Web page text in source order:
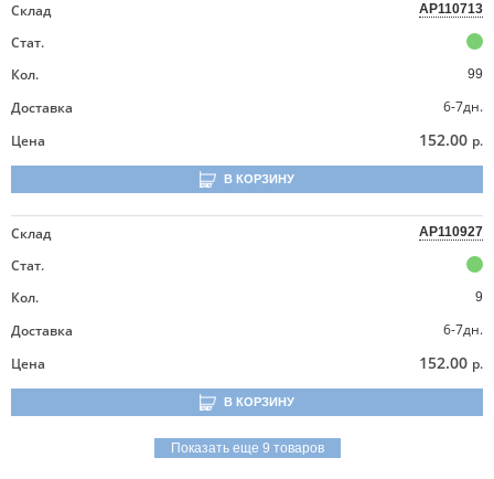
Склад AP110713
Стат.
Кол.
99
Доставка
6-7дн.
Цена
152.00 р.
В КОРЗИНУ
Склад AP110927
Стат.
Кол.
9
Доставка
6-7дн.
Цена
152.00 р.
В КОРЗИНУ
Показать еще 9 товаров